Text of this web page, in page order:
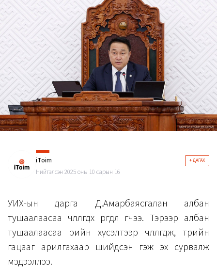
iToim + ДАГАХ
Нийтэлсэн 2025 оны 10 сарын 16
УИХ-ын дарга Д.Амарбаясгалан албан
тушаалаасаа чөлөөлөгдөх өргөдлөө өгчээ. Тэрээр албан
тушаалаасаа өөрийн хүсэлтээр чөлөөлөгдөж, төрийн
гацааг арилгахаар шийдсэн гэж эх сурвалж
мэдээллээ.